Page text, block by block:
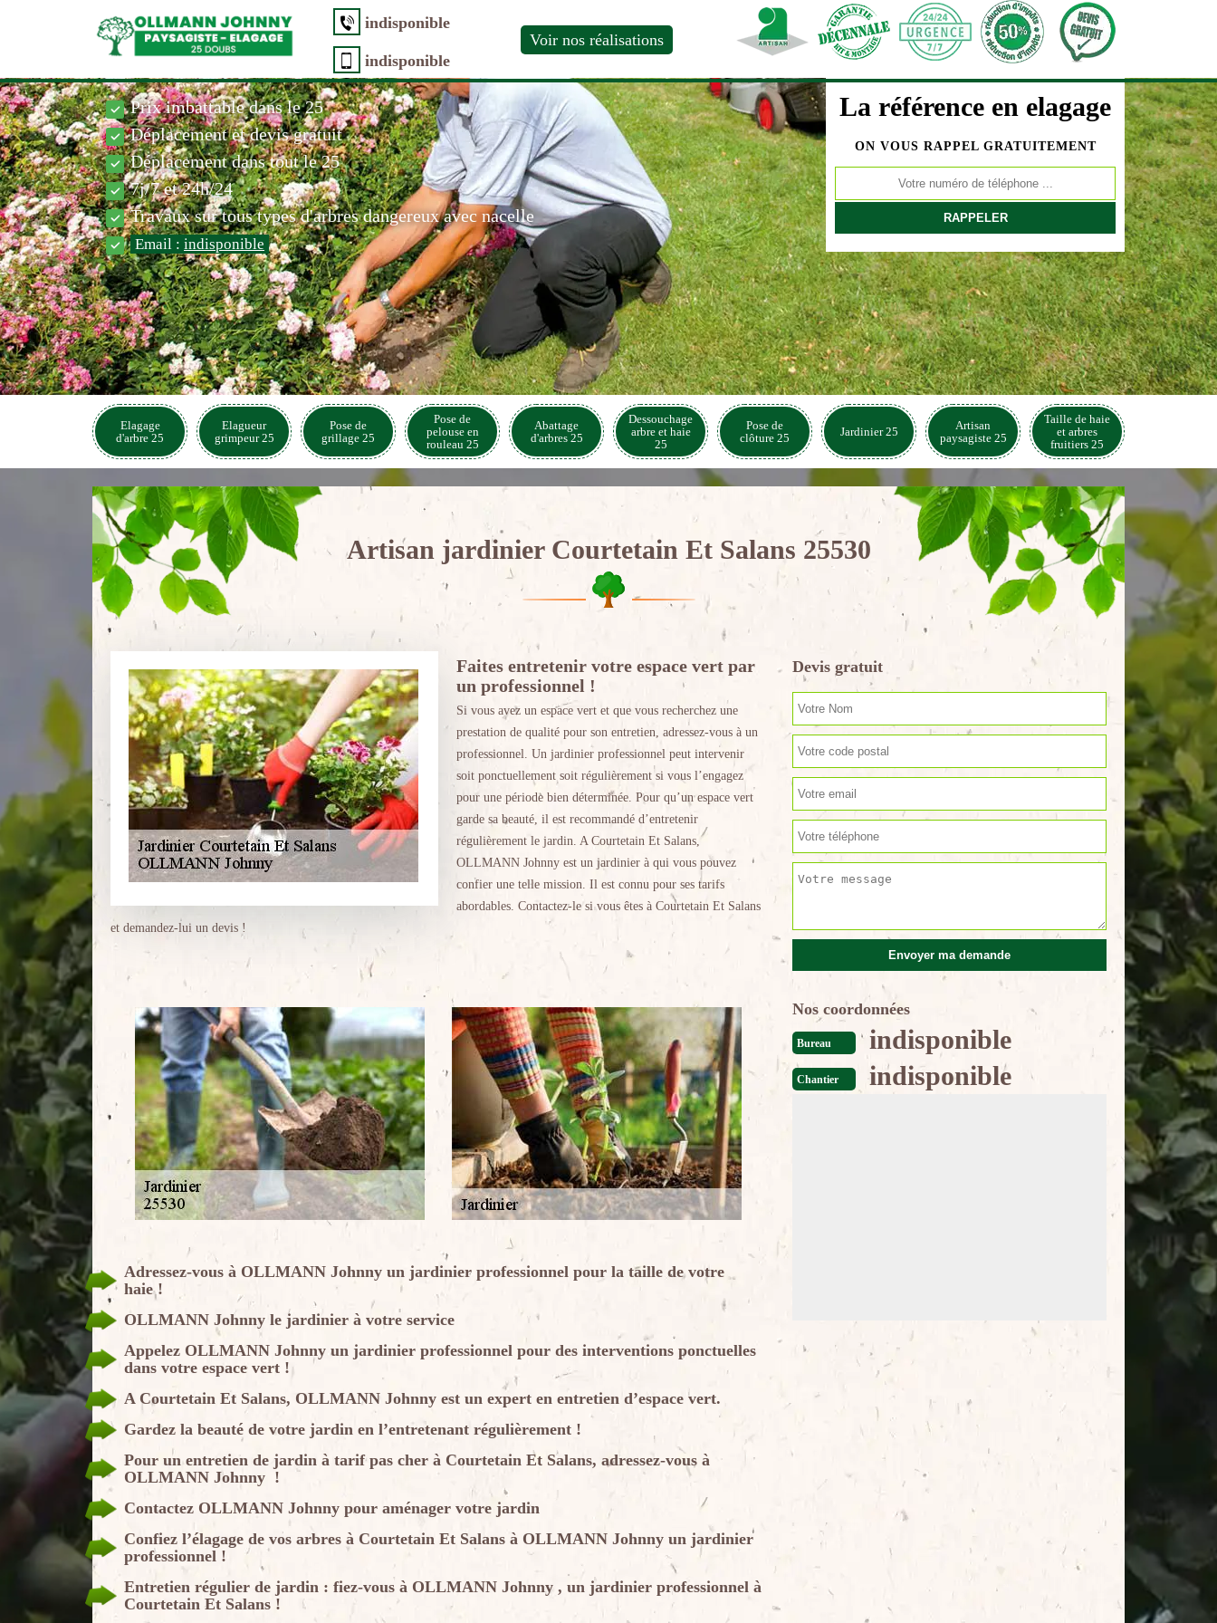
indisponible
indisponible
Voir nos réalisations
La référence en elagage
ON VOUS RAPPEL GRATUITEMENT
Prix imbattable dans le 25
Déplacement et devis gratuit
Déplacement dans tout le 25
7j/7 et 24h/24
Travaux sur tous types d'arbres dangereux avec nacelle
Email : indisponible
Elagage
d'arbre 25
Elagueur
grimpeur 25
Pose de
grillage 25
Pose de
pelouse en
rouleau 25
Abattage
d'arbres 25
Dessouchage
arbre et haie
25
Pose de
clôture 25
Jardinier 25
Artisan
paysagiste 25
Taille de haie
et arbres
fruitiers 25
Artisan jardinier Courtetain Et Salans 25530
Faites entretenir votre espace vert par
un professionnel !
Si vous avez un espace vert et que vous recherchez une
prestation de qualité pour son entretien, adressez-vous à un
professionnel. Un jardinier professionnel peut intervenir
soit ponctuellement soit régulièrement si vous l’engagez
pour une période bien déterminée. Pour qu’un espace vert
garde sa beauté, il est recommandé d’entretenir
régulièrement le jardin. A Courtetain Et Salans,
OLLMANN Johnny est un jardinier à qui vous pouvez
confier une telle mission. Il est connu pour ses tarifs
abordables. Contactez-le si vous êtes à Courtetain Et Salans
et demandez-lui un devis !
Adressez-vous à OLLMANN Johnny un jardinier professionnel pour la taille de votre
haie !
OLLMANN Johnny le jardinier à votre service
Appelez OLLMANN Johnny un jardinier professionnel pour des interventions ponctuelles
dans votre espace vert !
A Courtetain Et Salans, OLLMANN Johnny est un expert en entretien d’espace vert.
Gardez la beauté de votre jardin en l’entretenant régulièrement !
Pour un entretien de jardin à tarif pas cher à Courtetain Et Salans, adressez-vous à
OLLMANN Johnny !
Contactez OLLMANN Johnny pour aménager votre jardin
Confiez l’élagage de vos arbres à Courtetain Et Salans à OLLMANN Johnny un jardinier
professionnel !
Entretien régulier de jardin : fiez-vous à OLLMANN Johnny , un jardinier professionnel à
Courtetain Et Salans !
Devis gratuit
Nos coordonnées
Bureau indisponible
Chantier indisponible